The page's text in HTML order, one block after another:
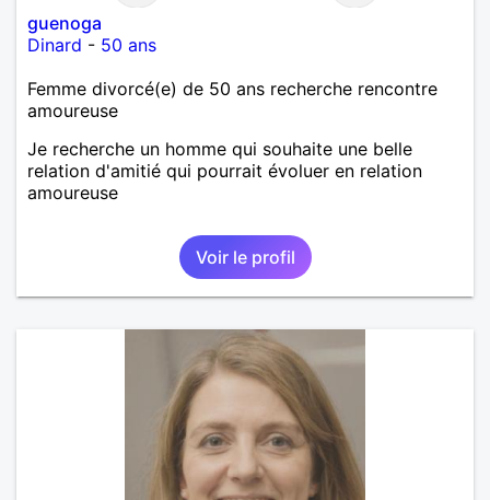
guenoga
Dinard - 50 ans
Femme divorcé(e) de 50 ans recherche rencontre
amoureuse
Je recherche un homme qui souhaite une belle
relation d'amitié qui pourrait évoluer en relation
amoureuse
Voir le profil